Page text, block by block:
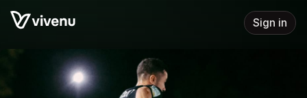
Skip header
Sign in